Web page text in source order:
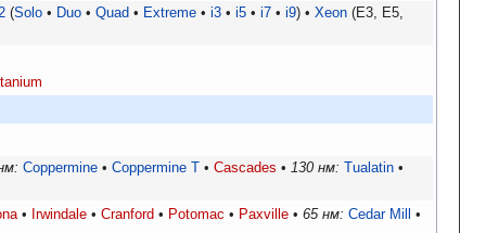
Solo Duo Quad Extreme i3 i5 i7 i9 Xeon
E3, E5,
Itanium
Coppermine Coppermine T Cascades 130 нм:
Tualatin
Irwindale Cranford Potomac Paxville 65 нм: Cedar Mill